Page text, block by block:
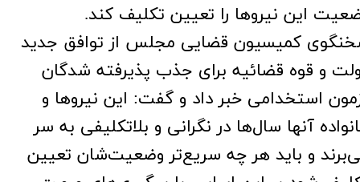
این نیروها را تعیین تکلیف کند.
کمیسیون قضایی مجلس از توافق جدید
و قوه قضائیه برای جذب پذیرفته شدگان
استخدامی خبر داد و گفت: این نیروها و
آنها سال‌ها در نگرانی و بلاتکلیفی به سر
و باید هر چه سریع‌تر وضعیت‌شان تعیین